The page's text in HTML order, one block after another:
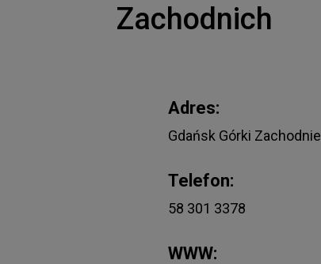
Zachodnich
Adres:
Gdańsk Górki Zachodnie
Telefon:
58 301 3378
WWW: